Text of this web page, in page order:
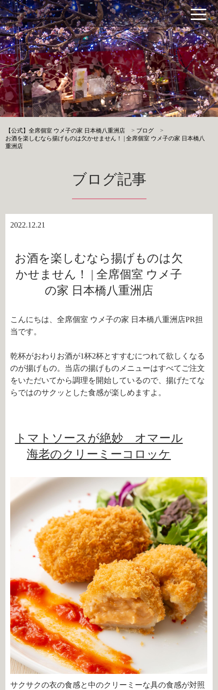
【公式】全席個室 ウメ子の家 日本橋八重洲店 > ブログ
>
お酒を楽しむなら揚げものは欠かせません！ | 全席個室 ウメ子の家 日本橋八
重洲店
ブログ記事
2022.12.21
お酒を楽しむなら揚げものは欠
かせません！ | 全席個室 ウメ子
の家 日本橋八重洲店
こんにちは、全席個室 ウメ子の家 日本橋八重洲店PR担
当です。
乾杯がおわりお酒が1杯2杯とすすむにつれて欲しくなる
のが揚げもの。当店の揚げものメニューはすべてご注文
をいただいてから調理を開始しているので、揚げたてな
らではのサクッとした食感が楽しめますよ。
トマトソースが絶妙 オマール
海老のクリーミーコロッケ
サクサクの衣の食感と中のクリーミーな具の食感が対照